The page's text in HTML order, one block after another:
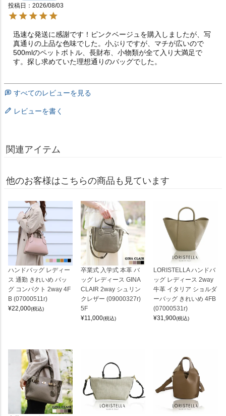
投稿日
2026/08/03
迅速な発送に感謝です！ピンクベージュを購入しましたが、写
真通りの上品な色味でした。小ぶりですが、マチが広いので
500mlのペットボトル、長財布、小物類が全て入り大満足で
す。探し求めていた理想通りのバッグでした。
すべてのレビューを見る
レビューを書く
関連アイテム
他のお客様はこちらの商品も見ています
ハンドバッグ レディー
ス 通勤 きれいめ バッ
グ コンパクト 2way 4F
B (07000511r)
¥22,000(税込)
卒業式 入学式 本革 バ
ッグ レディース GINA
CLAIR 2way シュリン
クレザー (09000327r)
5F
¥11,000(税込)
LORISTELLA ハンドバ
ッグ レディース 2way
牛革 イタリア ショルダ
ーバッグ きれいめ 4FB
(07000531r)
¥31,900(税込)